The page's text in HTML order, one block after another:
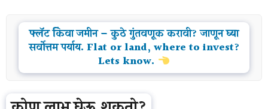
फ्लॅट किंवा जमीन – कुठे गुंतवणूक करावी? जाणून घ्या
सर्वोत्तम पर्याय. Flat or land, where to invest?
Lets know.